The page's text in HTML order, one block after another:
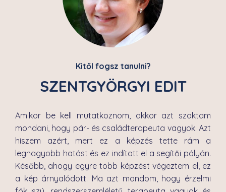
Kitől fogsz tanulni?
SZENTGYÖRGYI EDIT
Amikor be kell mutatkoznom, akkor azt szoktam
mondani, hogy pár- és családterapeuta vagyok. Azt
hiszem azért, mert ez a képzés tette rám a
legnagyobb hatást és ez indított el a segítői pályán.
Később, ahogy egyre több képzést végeztem el, ez
a kép árnyalódott. Ma azt mondom, hogy érzelmi